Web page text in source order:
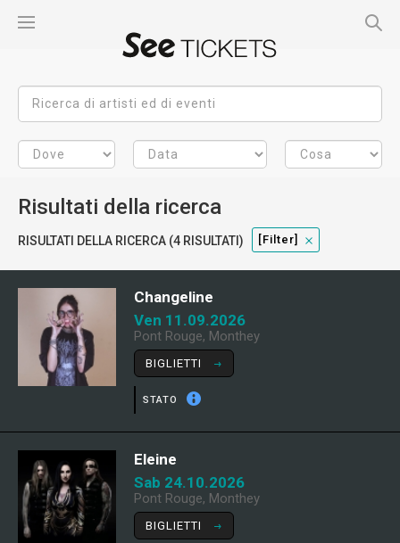
Risultati della ricerca
RISULTATI DELLA RICERCA (4 RISULTATI) [filter]
Changeline
Ven 11.09.2026
Pont Rouge, Monthey
BIGLIETTI
STATO
Eleine
Sab 24.10.2026
Pont Rouge, Monthey
BIGLIETTI